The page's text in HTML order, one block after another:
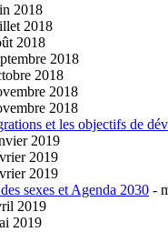
2018
2018
2018
2018
2018
2018
2018
et les objectifs de
2019
2019
2019
sexes et Agenda 2030 -
2019
2019